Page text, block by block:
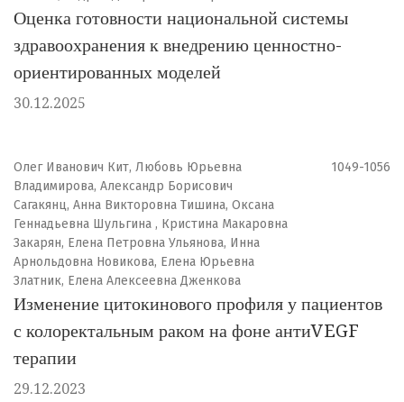
Оценка готовности национальной системы
здравоохранения к внедрению ценностно-
ориентированных моделей
30.12.2025
Олег Иванович Кит, Любовь Юрьевна
Владимирова, Александр Борисович
Сагакянц, Анна Викторовна Тишина, Оксана
Геннадьевна Шульгина , Кристина Макаровна
Закарян, Елена Петровна Ульянова, Инна
Арнольдовна Новикова, Елена Юрьевна
Златник, Елена Алексеевна Дженкова
1049-1056
Изменение цитокинового профиля у пациентов
с колоректальным раком на фоне антиVEGF
терапии
29.12.2023